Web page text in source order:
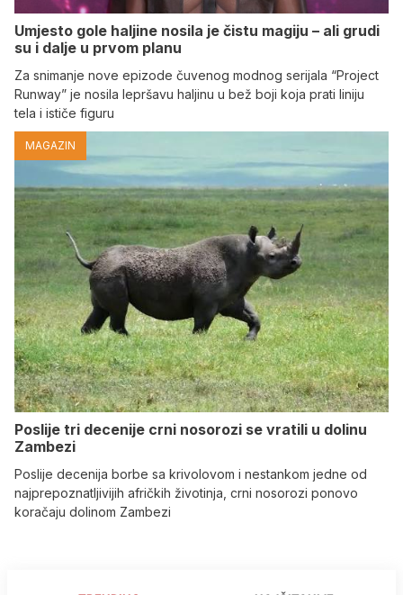
Umjesto gole haljine nosila je čistu magiju – ali grudi
su i dalje u prvom planu
Za snimanje nove epizode čuvenog modnog serijala “Project
Runway” je nosila lepršavu haljinu u bež boji koja prati liniju
tela i ističe figuru
MAGAZIN
Poslije tri decenije crni nosorozi se vratili u dolinu
Zambezi
Poslije decenija borbe sa krivolovom i nestankom jedne od
najprepoznatljivijih afričkih životinja, crni nosorozi ponovo
koračaju dolinom Zambezi